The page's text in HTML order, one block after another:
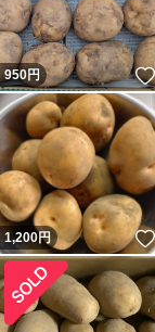
950円
1,200円